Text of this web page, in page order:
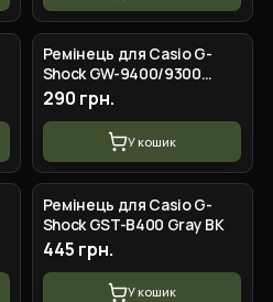
Ремінець для Casio G-
Shock GW-9400/9300
Camo Blue SI
290 грн.
У кошик
Ремінець для Casio G-
Shock GST-B400 Gray BK
445 грн.
У кошик